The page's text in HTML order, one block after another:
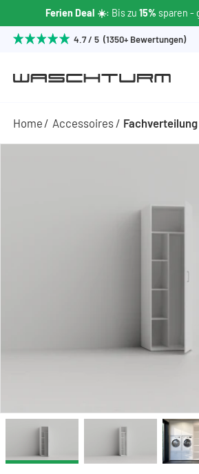
Ferien Deal ☀️: Bis zu 15% sparen -
4.7 / 5 (1350+ Bewertungen)
Home Accessoires Fachverteilung